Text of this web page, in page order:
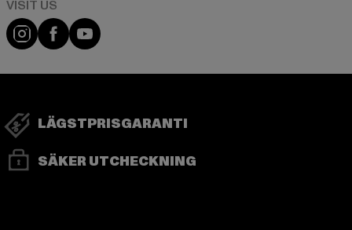
Visit our Instagram page:
Visit our Facebook page:
Visit our YouTube channel:
LÄGSTPRISGARANTI
SÄKER UTCHECKNING